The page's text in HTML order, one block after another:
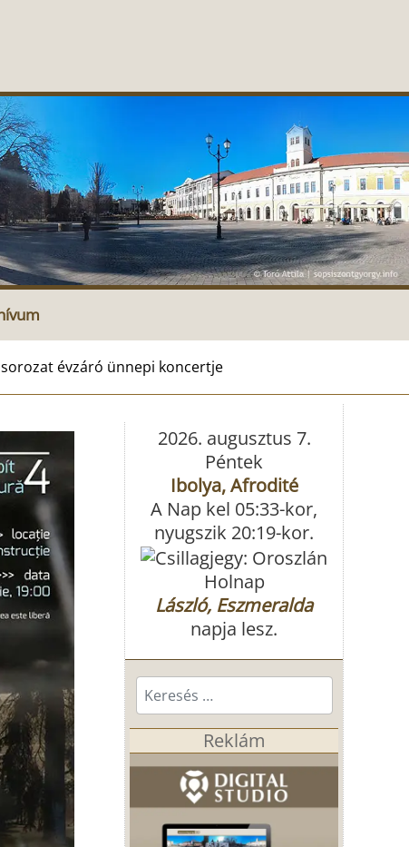
évzáró ünnepi koncertje
2026. augusztus 7.
Péntek
Ibolya, Afrodité
A Nap kel 05:33-kor,
nyugszik 20:19-kor.
Holnap
László, Eszmeralda
napja lesz.
Keresés...
Reklám